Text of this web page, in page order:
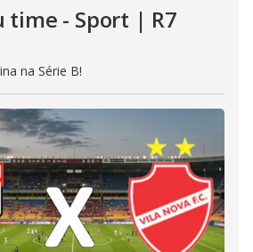
time - Sport | R7
na Série B!